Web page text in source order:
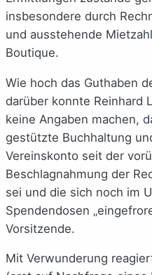
insbesondere durch
und ausstehende
Boutique.
Wie hoch das Guthaben
darüber konnte Reinhard
keine Angaben machen,
gestützte Buchhaltung
Vereinskonto seit der
Beschlagnahmung der
sei und die sich noch im
Spendendosen
Vorsitzende.
Mit Verwunderung